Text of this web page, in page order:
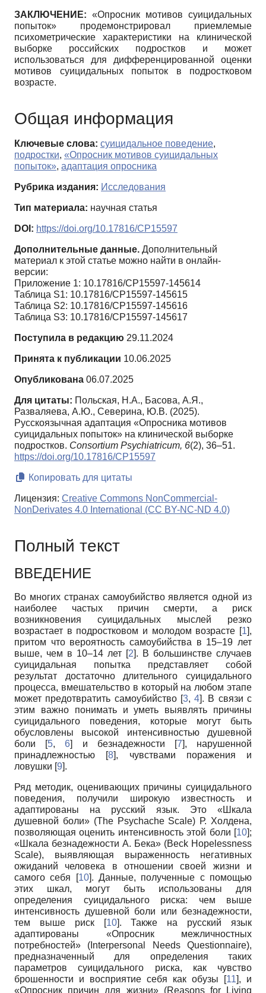
ЗАКЛЮЧЕНИЕ: «Опросник мотивов суицидальных
попыток» продемонстрировал приемлемые
психометрические характеристики на клинической
выборке российских подростков и может
использоваться для дифференцированной оценки
мотивов суицидальных попыток в подростковом
возрасте.
Общая информация
Ключевые слова: суицидальное поведение,
подростки, «Опросник мотивов суицидальных
попыток», адаптация опросника
Рубрика издания: Исследования
Тип материала: научная статья
DOI: https://doi.org/10.17816/CP15597
Дополнительные данные. Дополнительный
материал к этой статье можно найти в онлайн-
версии:
Приложение 1: 10.17816/CP15597-145614
Таблица S1: 10.17816/CP15597-145615
Таблица S2: 10.17816/CP15597-145616
Таблица S3: 10.17816/CP15597-145617
Поступила в редакцию 29.11.2024
Принята к публикации 10.06.2025
Опубликована 06.07.2025
Для цитаты: Польская, Н.А., Басова, А.Я.,
Разваляева, А.Ю., Северина, Ю.В. (2025).
Русскоязычная адаптация «Опросника мотивов
суицидальных попыток» на клинической выборке
подростков. Consortium Psychiatricum, 6(2), 36–51.
https://doi.org/10.17816/CP15597
Копировать для цитаты
Лицензия: Creative Commons NonCommercial-
NonDerivates 4.0 International (CC BY-NC-ND 4.0)
Полный текст
ВВЕДЕНИЕ
Во многих странах самоубийство является одной из
наиболее частых причин смерти, а риск
возникновения суицидальных мыслей резко
возрастает в подростковом и молодом возрасте [1],
притом что вероятность самоубийства в 15–19 лет
выше, чем в 10–14 лет [2]. В большинстве случаев
суицидальная попытка представляет собой
результат достаточно длительного суицидального
процесса, вмешательство в который на любом этапе
может предотвратить самоубийство [3,4]. В связи с
этим важно понимать и уметь выявлять причины
суицидального поведения, которые могут быть
обусловлены высокой интенсивностью душевной
боли [5,6] и безнадежности [7], нарушенной
принадлежностью [8], чувствами поражения и
ловушки [9].
Ряд методик, оценивающих причины суицидального
поведения, получили широкую известность и
адаптированы на русский язык. Это «Шкала
душевной боли» (The Psychache Scale) Р. Холдена,
позволяющая оценить интенсивность этой боли [10];
«Шкала безнадежности А. Бека» (Beck Hopelessness
Scale), выявляющая выраженность негативных
ожиданий человека в отношении своей жизни и
самого себя [10]. Данные, полученные с помощью
этих шкал, могут быть использованы для
определения суицидального риска: чем выше
интенсивность душевной боли или безнадежности,
тем выше риск [10]. Также на русский язык
адаптированы «Опросник межличностных
потребностей» (Interpersonal Needs Questionnaire),
предназначенный для определения таких
параметров суицидального риска, как чувство
брошенности и восприятие себя как обузы [11], и
«Опросник причин для жизни» (Reasons for Living